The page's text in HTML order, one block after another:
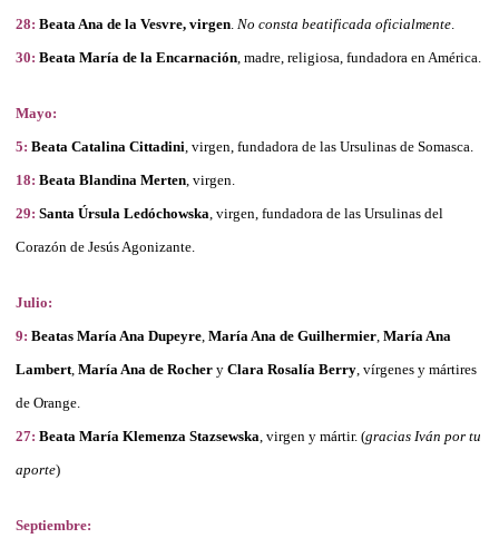
28: Beata Ana de la Vesvre, virgen No consta beatificada oficialmente
30: Beata María de la Encarnación , madre, religiosa, fundadora en América.
Mayo:
5: Beata Catalina Cittadini , virgen, fundadora de las Ursulinas de Somasca.
18: Beata Blandina Merten , virgen.
29: Santa Úrsula Ledóchowska , virgen, fundadora de las Ursulinas del
Corazón de Jesús Agonizante.
Julio:
9: Beatas María Ana Dupeyre María Ana de Guilhermier María Ana
Lambert María Ana de Rocher y Clara Rosalía Berry , vírgenes y mártires
de Orange
27: Beata María Klemenza Stazsewska , virgen y mártir. (gracias Iván por tu
aporte)
Septiembre: